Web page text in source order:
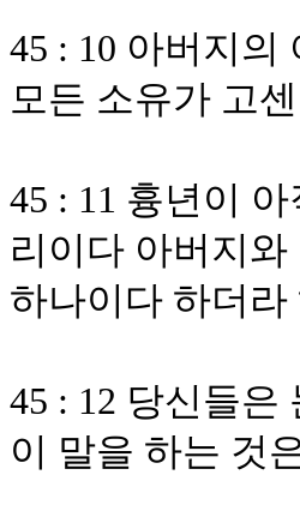
45 : 10 아버지
모든 소유가 고
45 : 11 흉년이
리이다 아버지
하나이다 하더라
45 : 12 당신들
이 말을 하는 것